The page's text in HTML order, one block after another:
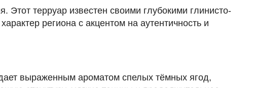
Франция
Юго-Запад Франции, Каор
Красное
Сухое 14 %
Этот терруар известен своими глубокими глинисто-
региона с акцентом на аутентичность и
выраженным ароматом спелых тёмных ягод,